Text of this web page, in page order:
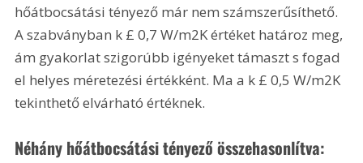
hőátbocsátási tényező már nem számszerűsíthető.
A szabványban k £ 0,7 W/m2K értéket határoz meg,
ám gyakorlat szigorúbb igényeket támaszt s fogad
el helyes méretezési értékként. Ma a k £ 0,5 W/m2K
tekinthető elvárható értéknek.
Néhány hőátbocsátási tényező összehasonlítva: